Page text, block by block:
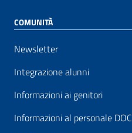
COMUNITÀ
Newsletter
Integrazione alunni
Informazioni ai genitori
Informazioni al personale